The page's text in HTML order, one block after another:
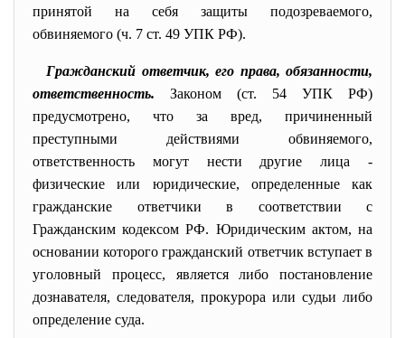
принятой на себя защиты подозреваемого,
обвиняемого (ч. 7 ст. 49 УПК РФ).
Гражданский ответчик, его права, обязанности,
ответственность. Законом (ст. 54 УПК РФ)
предусмотрено, что за вред, причиненный
преступными действиями обвиняемого,
ответственность могут нести другие лица -
физические или юридические, определенные как
гражданские ответчики в соответствии с
Гражданским кодексом РФ. Юридическим актом, на
основании которого гражданский ответчик вступает в
уголовный процесс, является либо постановление
дознавателя, следователя, прокурора или судьи либо
определение суда.